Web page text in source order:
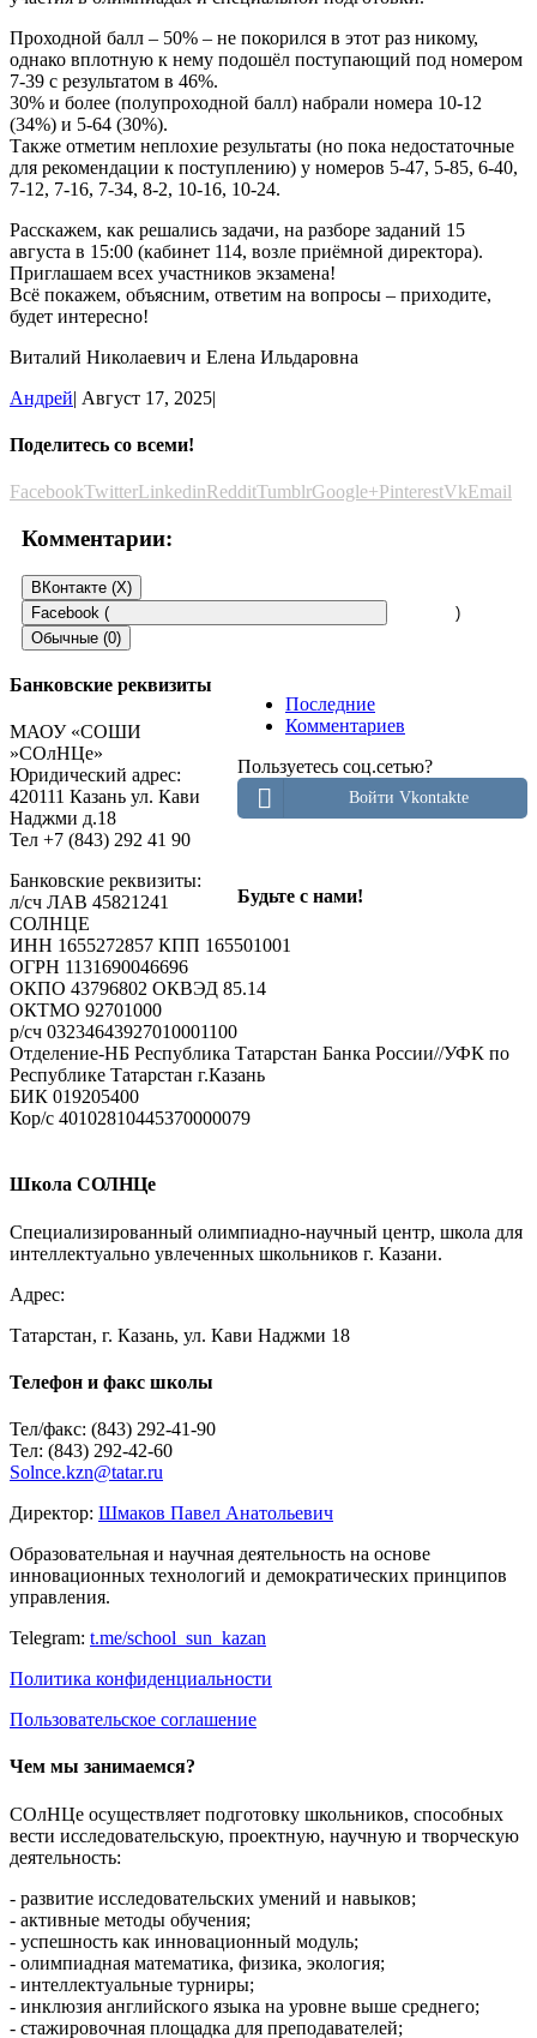
Проходной балл – 50% – не покорился в этот раз никому,
однако вплотную к нему подошёл поступающий под номером
7-39 с результатом в 46%.
30% и более (полупроходной балл) набрали номера 10-12
(34%) и 5-64 (30%).
Также отметим неплохие результаты (но пока недостаточные
для рекомендации к поступлению) у номеров 5-47, 5-85, 6-40,
7-12, 7-16, 7-34, 8-2, 10-16, 10-24.
Расскажем, как решались задачи, на разборе заданий 15
августа в 15:00 (кабинет 114, возле приёмной директора).
Приглашаем всех участников экзамена!
Всё покажем, объясним, ответим на вопросы – приходите,
будет интересно!
Виталий Николаевич и Елена Ильдаровна
Андрей| Август 17, 2025|
Поделитесь со всеми!
FacebookTwitterLinkedinRedditTumblrGoogle+PinterestVkEmail
Комментарии:
ВКонтакте (X)
Facebook (
)
Обычные (0)
Пользуетесь соц.сетью?
Войти Vkontakte
Ваш e-mail не будет опубликован.
помечены*
Комментарий
E-mail*
Сайт
Последние
Комментариев
Пользуетесь соц.сетью?
Войти Vkontakte
Будьте с нами!
Банковские реквизиты
МАОУ «СОШИ
»СОлНЦе»
Юридический адрес:
420111 Казань ул. Кави
Наджми д.18
Тел +7 (843) 292 41 90
Банковские реквизиты:
л/сч ЛАВ 45821241
СОЛНЦЕ
ИНН 1655272857 КПП 165501001
ОГРН 1131690046696
ОКПО 43796802 ОКВЭД 85.14
ОКТМО 92701000
р/cч 03234643927010001100
Отделение-НБ Республика Татарстан Банка России//УФК по
Республике Татарстан г.Казань
БИК 019205400
Кор/с 40102810445370000079
Школа СОЛНЦе
Специализированный олимпиадно-научный центр, школа для
интеллектуально увлеченных школьников г. Казани.
Адрес:
Татарстан, г. Казань, ул. Кави Наджми 18
Телефон и факс школы
Тел/факс: (843) 292-41-90
Тел: (843) 292-42-60
Solnce.kzn@tatar.ru
Директор: Шмаков Павел Анатольевич
Образовательная и научная деятельность на основе
инновационных технологий и демократических принципов
управления.
Telegram: t.me/school_sun_kazan
Политика конфиденциальности
Пользовательское соглашение
Чем мы занимаемся?
СОлНЦе осуществляет подготовку школьников, способных
вести исследовательскую, проектную, научную и творческую
деятельность:
- развитие исследовательских умений и навыков;
- активные методы обучения;
- успешность как инновационный модуль;
- олимпиадная математика, физика, экология;
- интеллектуальные турниры;
- инклюзия английского языка на уровне выше среднего;
- стажировочная площадка для преподавателей;